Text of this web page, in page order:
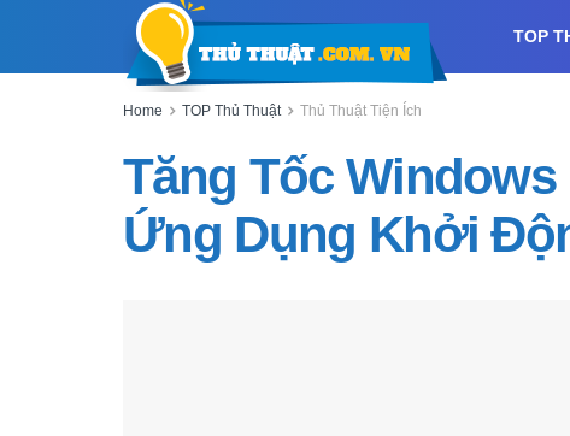
TOP
Home TOP Thủ Thuật Thủ Thuật Tiện Ích
Tăng Tốc
Ứng Dụng Khởi